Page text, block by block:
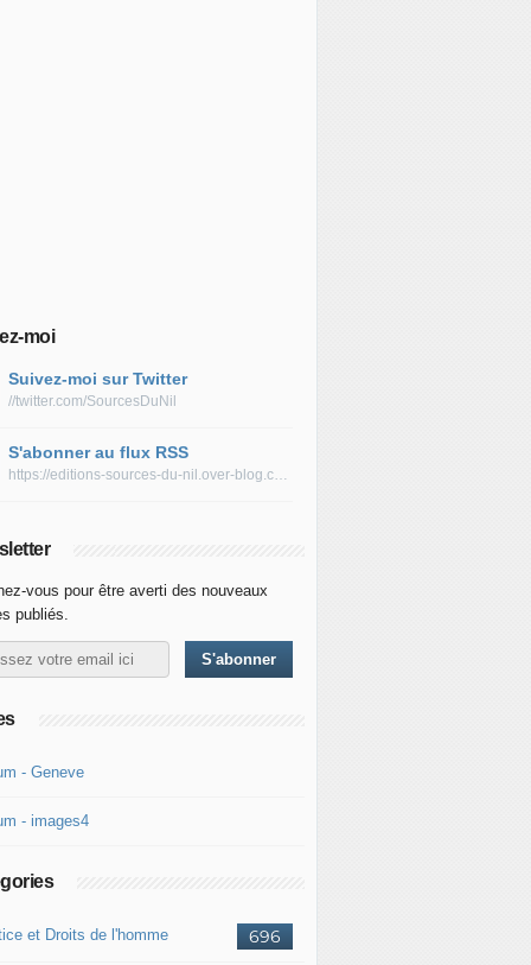
moi
Suivez-moi sur Twitter
//twitter.com/SourcesDuNil
S'abonner au flux RSS
https://editions-sources-du-nil.over-blog.com/rss
vous pour être averti des nouveaux
publiés.
- Geneve
- images4
696
et Droits de l'homme